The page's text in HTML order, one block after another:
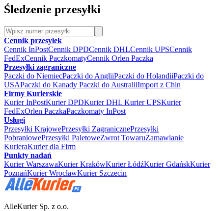
Śledzenie przesyłki
Cennik przesyłek
Cennik InPostCennik DPDCennik DHLCennik UPSCennik
FedExCennik PaczkomatyCennik Orlen Paczka
Przesyłki zagraniczne
Paczki do NiemiecPaczki do AngliiPaczki do HolandiiPaczki do
USAPaczki do Kanady Paczki do AustraliiImport z Chin
Firmy Kurierskie
Kurier InPostKurier DPDKurier DHL Kurier UPSKurier
FedExOrlen PaczkaPaczkomaty InPost
Usługi
Przesyłki KrajowePrzesyłki ZagranicznePrzesyłki
PobraniowePrzesyłki PaletoweZwrot TowaruZamawianie
KurieraKurier dla Firm
Punkty nadań
Kurier WarszawaKurier KrakówKurier ŁódźKurier GdańskKurier
PoznańKurier WrocławKurier Szczecin
AlleKurier Sp. z o.o.